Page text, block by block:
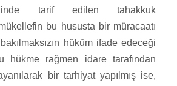
tarif edilen tahakkuk
mükellefin bu hususta bir müracaatı
hüküm ifade edeceği
hükme rağmen idare tarafından
bir tarhiyat yapılmış ise,